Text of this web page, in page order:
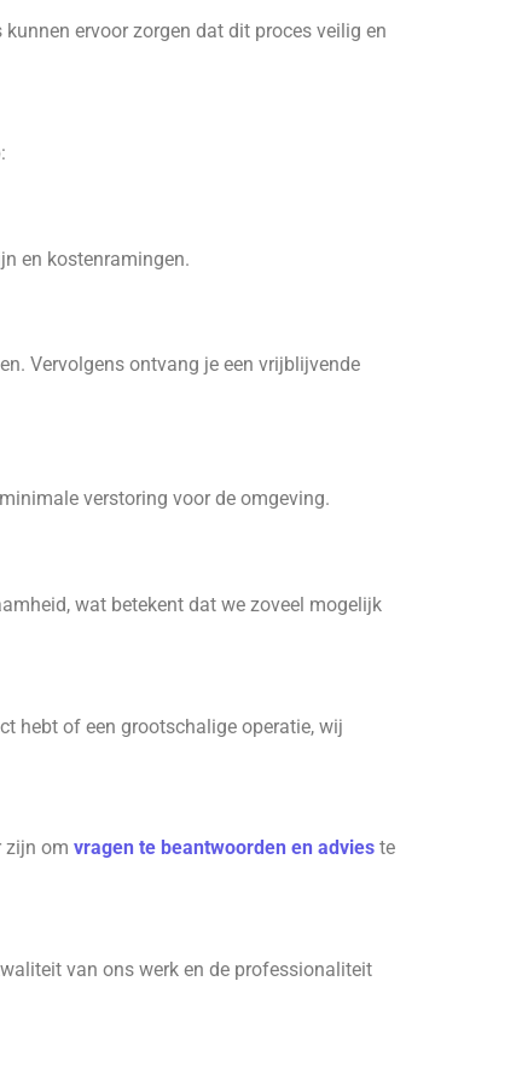
ervoor zorgen dat dit proces veilig en
en kostenramingen.
Vervolgens ontvang je een vrijblijvende
verstoring voor de omgeving.
wat betekent dat we zoveel mogelijk
hebt of een grootschalige operatie, wij
zijn om vragen te beantwoorden en advies te
van ons werk en de professionaliteit